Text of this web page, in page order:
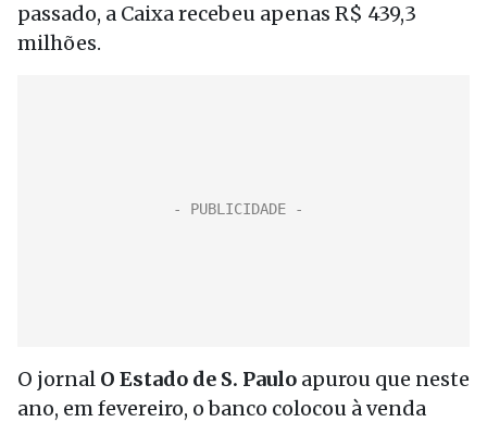
passado, a Caixa recebeu apenas R$ 439,3
milhões.
O jornal O Estado de S. Paulo apurou que neste
ano, em fevereiro, o banco colocou à venda